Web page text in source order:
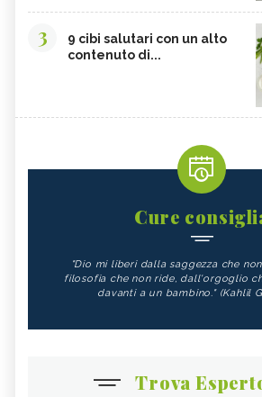
3
9 cibi salutari con un alto
contenuto di...
Cure
"Dio mi liberi dalla saggezza che
filosofia che non ride, dall'orgoglio
davanti a un bambino." (Kahlil
Trova